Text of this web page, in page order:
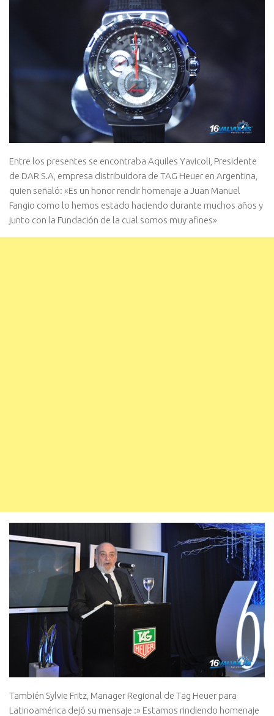
Entre los presentes se encontraba Aquiles Yavicoli, Presidente
de DAR S.A, empresa distribuidora de TAG Heuer en Argentina,
quien señaló: «Es un honor rendir homenaje a Juan Manuel
Fangio como lo hemos estado haciendo durante muchos años y
junto con la Fundación de la cual somos muy afines»
También Sylvie Fritz, Manager Regional de Tag Heuer para
Latinoamérica dejó su mensaje :» Estamos rindiendo homenaje